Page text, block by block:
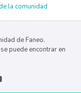
la comunidad
de Faneo.
puede encontrar en